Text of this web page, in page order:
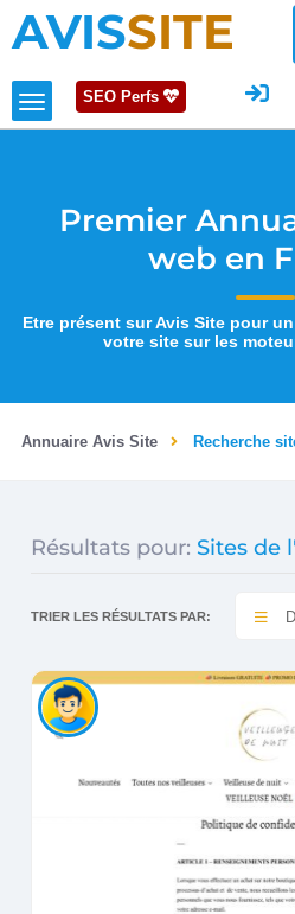
AVISSITE
SEO Perfs
Premier
web en
Etre présent sur Avis Site pour
votre site sur les
Annuaire Avis Site Recherche
Résultats pour: Sites de
TRIER LES RÉSULTATS PAR: